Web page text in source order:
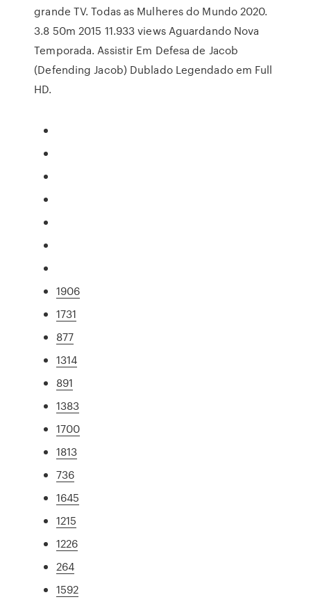
grande TV. Todas as Mulheres do Mundo 2020.
3.8 50m 2015 11.933 views Aguardando Nova
Temporada. Assistir Em Defesa de Jacob
(Defending Jacob) Dublado Legendado em Full
HD.
1906
1731
877
1314
891
1383
1700
1813
736
1645
1215
1226
264
1592